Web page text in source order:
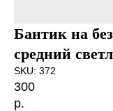
Бантик на
средний
SKU: 372
300
р.